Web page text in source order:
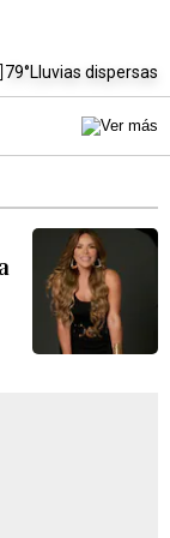
79°Lluvias dispersas